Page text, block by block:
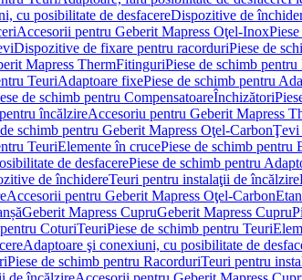
cu posibilitate de desfacereDispozitive de
Accesorii pentru Geberit Mapress Oţel-Inox
Dispozitive de fixare pentru racorduriPiese de
Mapress ThermFitinguriPiese de schimb
TeuriAdaptoare fixePiese de schimb pentru
de schimb pentru CompensatoareÎnchizători
încălzireAccesoriu pentru Geberit Mapress
schimb pentru Geberit Mapress Oţel-CarbonŢevi
TeuriElemente în crucePiese de schimb pentru
de desfacerePiese de schimb pentru
de închidereTeuri pentru instalaţii de încălzire
Accesorii pentru Geberit Mapress Oţel-Carbon
Geberit Mapress CupruGeberit Mapress Cupru
CoturiTeuriPiese de schimb pentru Teuri
Adaptoare şi conexiuni, cu posibilitate de
Piese de schimb pentru RacorduriTeuri pentru